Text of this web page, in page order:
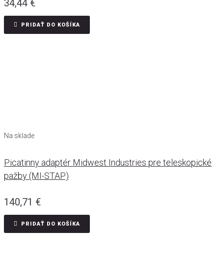
34,44 €
PRIDAŤ DO KOŠÍKA
Na sklade
Picatinny adaptér Midwest Industries pre teleskopické
pažby (MI-STAP)
140,71 €
PRIDAŤ DO KOŠÍKA